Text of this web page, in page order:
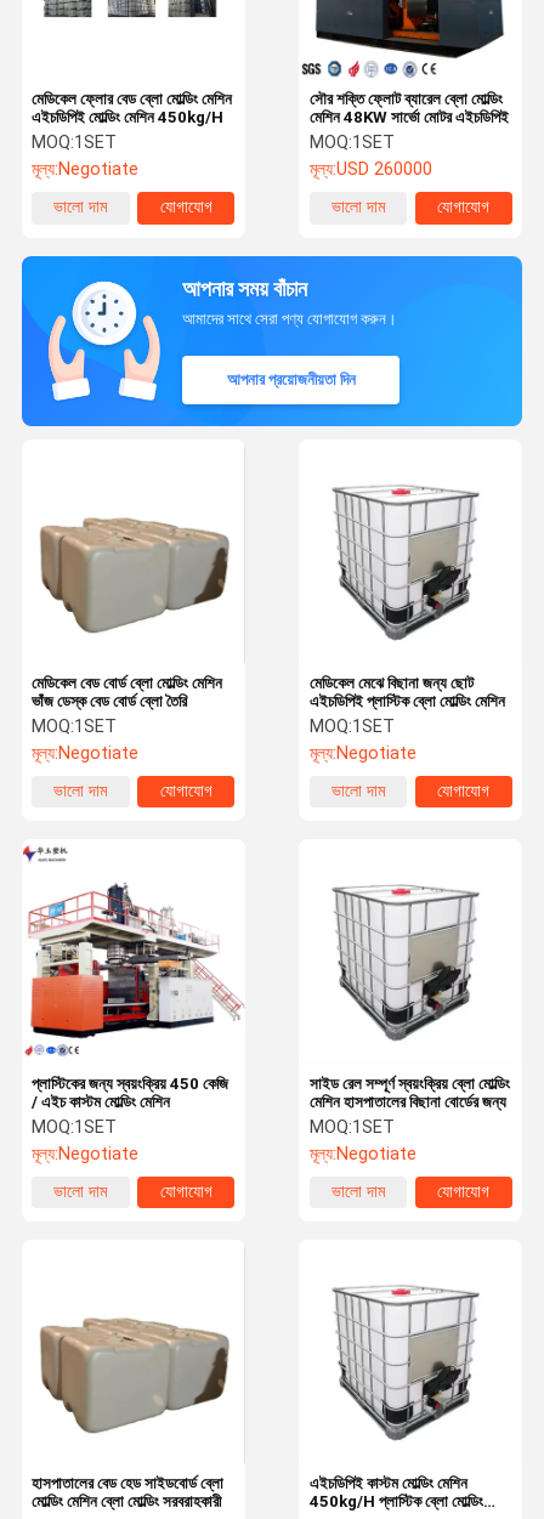
আমাদের সম্বন্ধে
মেডিকেল ফ্লোর বেড ব্লো মোল্ডিং মেশিন
এইচডিপিই মোল্ডিং মেশিন 450kg/H
MOQ:1SET
মূল্য:Negotiate
ভালো দাম
যোগাযোগ
সৌর শক্তি ফ্লোট ব্যারেল ব্লো মোল্ডিং
মেশিন 48KW সার্ভো মোটর এইচডিপিই
MOQ:1SET
মূল্য:USD 260000
ভালো দাম
যোগাযোগ
আপনার সময় বাঁচান
আমাদের সাথে সেরা পণ্য যোগাযোগ করুন।
আপনার প্রয়োজনীয়তা দিন
মেডিকেল মেঝে বিছানা জন্য ছোট
এইচডিপিই প্লাস্টিক ব্লো মোল্ডিং মেশিন
MOQ:1SET
মূল্য:Negotiate
ভালো দাম
যোগাযোগ
মেডিকেল বেড বোর্ড ব্লো মোল্ডিং মেশিন
ভাঁজ ডেস্ক বেড বোর্ড ব্লো তৈরি
MOQ:1SET
মূল্য:Negotiate
ভালো দাম
যোগাযোগ
সাইড রেল সম্পূর্ণ স্বয়ংক্রিয় ব্লো মোল্ডিং
মেশিন হাসপাতালের বিছানা বোর্ডের জন্য
MOQ:1SET
মূল্য:Negotiate
ভালো দাম
যোগাযোগ
প্লাস্টিকের জন্য স্বয়ংক্রিয় 450 কেজি
/ এইচ কাস্টম মোল্ডিং মেশিন
MOQ:1SET
মূল্য:Negotiate
ভালো দাম
যোগাযোগ
এইচডিপিই কাস্টম মোল্ডিং মেশিন
450kg/H প্লাস্টিক ব্লো মোল্ডিং
হাসপাতালের বেড হেড সাইডবোর্ড ব্লো
মোল্ডিং মেশিন ব্লো মোল্ডিং সরবরাহকারী